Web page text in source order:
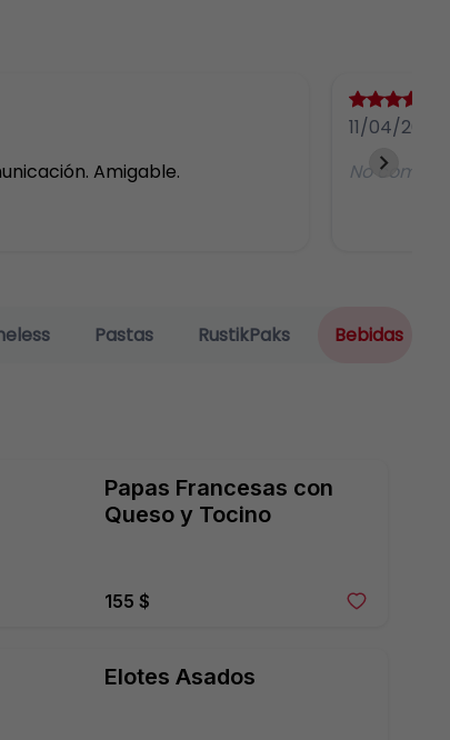
Amigable.
11/04/26
No
Pastas RustikPaks Bebidas
Papas Francesas con
Queso y Tocino
155 $
Elotes Asados